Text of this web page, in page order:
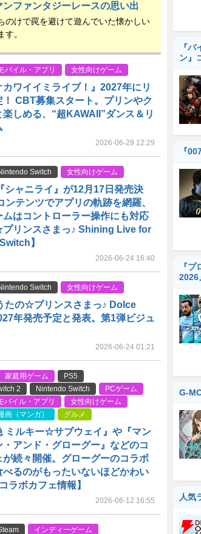
ンファンタジーレースの思い出
のけで罠を避けて遊んでいた懐かしい
す。
バイル・アプリ 女性向けゲーム
カワイイミライブ！』2027年にリ
！ CBT募集スタート。プリンやク
楽しめる、“超KAWAII”ダンス＆リ
2026-06-29 12:29
Switch 女性向けゲーム
シャニライ』が12月17日発売決
ンテンツでアプリの軌跡を網羅、
ムはコントローラー操作にも対応
プリンスさまっ♪ Shining Live for
】
2026-06-24 16:40
Switch 女性向けゲーム
たの☆プリンスさまっ♪ Dolce
年発売予定と発表。第1弾ビジュ
2026-06-24 01:21
家庭用ゲーム
PS5
2
Nintendo Switch
PCゲーム
バイル・アプリ
女性向けゲーム
画（マンガ） グルメ
ミルキー☆サブウェイ』や『マン
・アンド・グローグー』などのコ
が続々開催。グローグーのコラボ
べるのがもったいないほどかわい
ラボカフェ情報】
2026-06-12 16:55
インディーゲーム
『
ン』
『
『
2026
G-
人気